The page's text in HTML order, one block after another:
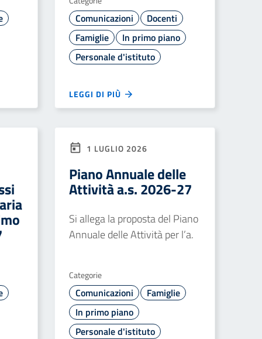
Comunicazioni
Docenti
Famiglie
In primo piano
Personale d'istituto
LEGGI DI PIÙ
1 LUGLIO 2026
Piano Annuale delle
Attività a.s. 2026-27
Si allega la proposta del Piano
Annuale delle Attività per l’a.
Categorie
Comunicazioni
Famiglie
In primo piano
Personale d'istituto